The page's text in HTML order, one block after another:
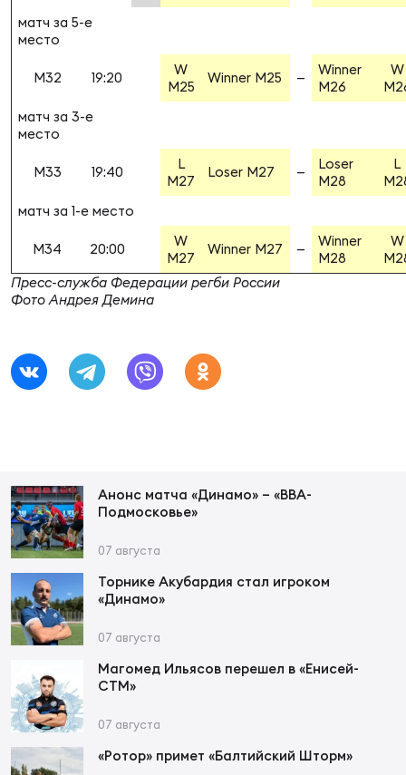
матч за 5-е
место
M32 19:20
W
M25
Winner M25 —
Winner
M26
W
матч за 3-е
место
M33 19:40
L
M27
Loser M27 —
Loser
M28
L
матч за 1-е место
M34 20:00
W
M27
Winner M27 —
Winner
M28
W
Пресс-служба Федерации регби России
Фото Андрея Демина
Анонс матча «Динамо» – «ВВА-
Подмосковье»
07 августа
Торнике Акубардия стал игроком
«Динамо»
07 августа
Магомед Ильясов перешел в «Енисей-
СТМ»
07 августа
«Ротор» примет «Балтийский Шторм»